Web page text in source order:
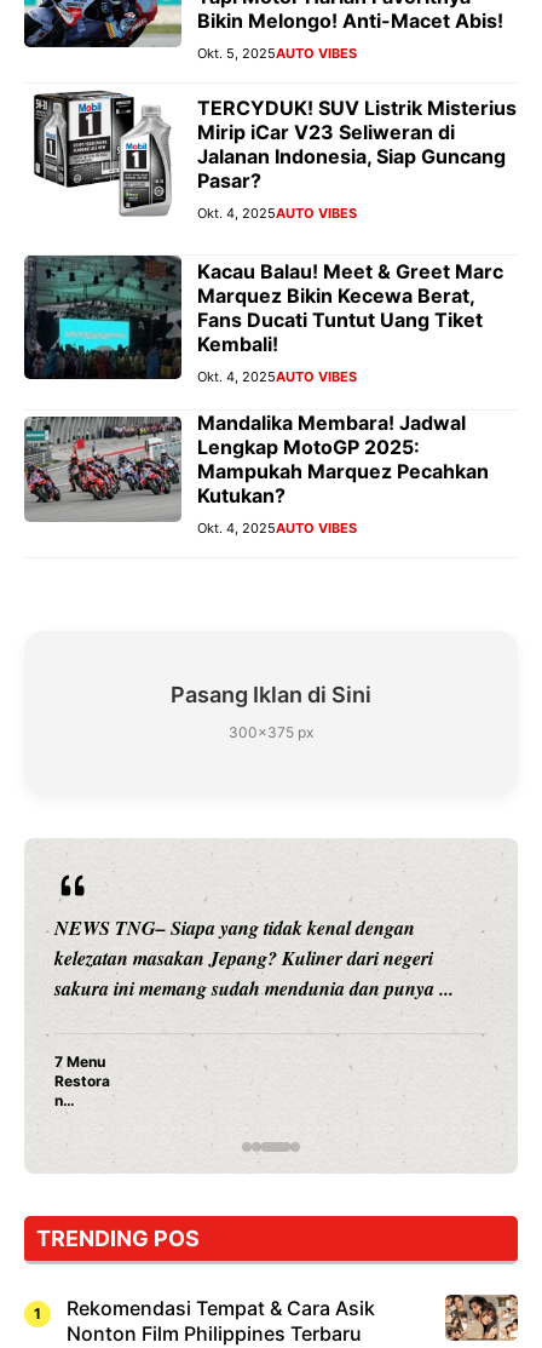
Bikin Melongo! Anti-Macet Abis!
Okt. 5, 2025AUTO VIBES
TERCYDUK! SUV Listrik Misterius
Mirip iCar V23 Seliweran di
Jalanan Indonesia, Siap Guncang
Pasar?
Okt. 4, 2025AUTO VIBES
Kacau Balau! Meet & Greet Marc
Marquez Bikin Kecewa Berat,
Fans Ducati Tuntut Uang Tiket
Kembali!
Okt. 4, 2025AUTO VIBES
Mandalika Membara! Jadwal
Lengkap MotoGP 2025:
Mampukah Marquez Pecahkan
Kutukan?
Okt. 4, 2025AUTO VIBES
Pasang Iklan di Sini
300×375 px
NEWS TNG– Siapa sangka, dua nama besar di
hiburan, Nunung Srimulat dan Vicky Prasetyo,
merambah dunia kuliner dengan ...
Nunung Srimulat & Vicky Prasetyo Buka
Rahasia Mami Bikin Nagih!
TRENDING POS
Rekomendasi Tempat & Cara Asik
Nonton Film Philippines Terbaru